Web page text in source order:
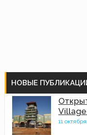
НОВЫЕ
Village
11